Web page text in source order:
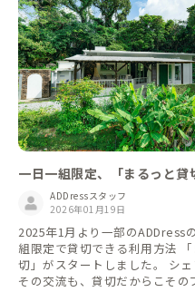
一日一組限定、「まるっと貸
家
ADDressスタッフ
2026年01月19日
2025年1月より一部のADDress
組限定で貸切できる利用方法
切」がスタートしました。 シェアだからこ
その交流も、貸切だからこその